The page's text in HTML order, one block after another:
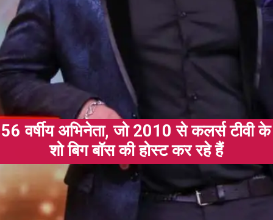
56 वर्षीय अभिनेता, जो 2010 से कलर्स टीवी के
शो बिग बॉस की होस्ट कर रहे हैं